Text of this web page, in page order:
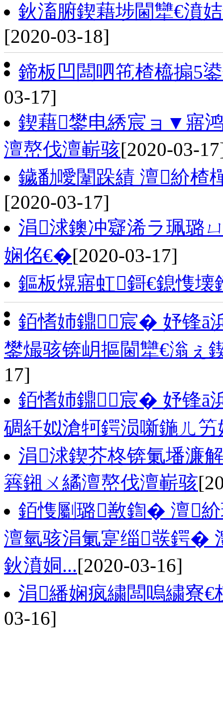
鈥滀腑鍥藉埗閫犫€濆
[2020-03-18]
鍗板凹闆呬竾楂橀搧5
03-17]
鍥藉鐢电綉宸ョ▼寤
澶嶅伐澶嶄骇[2020-03-
鐬勫噯闈跺績 澶紒楂
[2020-03-17]
涓浗鐭冲寲浠ラ珮璐
娴佲€�[2020-03-17]
鏂板熀寤虹鎶€鎴愯壊
銆愭姉鐤宸� 妤锋ā
鐢熶骇锛岄摳閫犫€滃ぇ
17]
銆愭姉鐤宸� 妤锋ā
碉紝姒滄牱鍔涢噺鍦ㄦ
涓浗鍥芥柊锛氭墦濂
簭鎺ㄨ繘澶嶅伐澶嶄骇
銆愯劚璐敾鍧� 澶
澶氫骇涓氭寔缁彂鍔�
鈥濆姛...[2020-03-16]
涓繙娴疯繍闆嗚繍寮
03-16]